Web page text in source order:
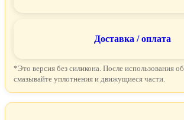
Доставка / оплата
*Это версия без силикона. После использования
смазывайте уплотнения и движущиеся части.